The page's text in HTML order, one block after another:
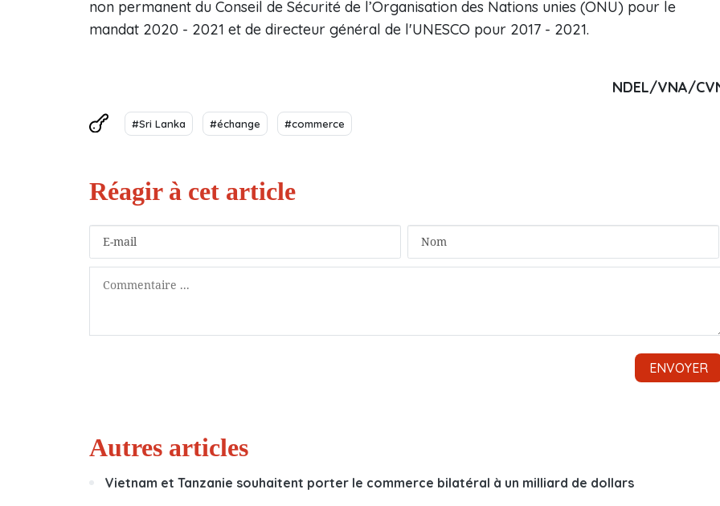
non permanent du Conseil de Sécurité de l’Organisation des Nations unies (ONU) pour le
mandat 2020 - 2021 et de directeur général de l'UNESCO pour 2017 - 2021.
NDEL/VNA/
#Sri Lanka #échange #commerce
Autres articles
Vietnam et Tanzanie souhaitent porter le commerce bilatéral à un milliard de dollars